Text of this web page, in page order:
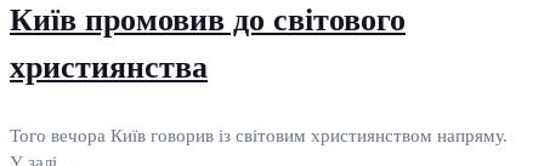
Київ промовив до світового
християнства
Того вечора Київ говорив із світовим християнством напряму.
У залі...